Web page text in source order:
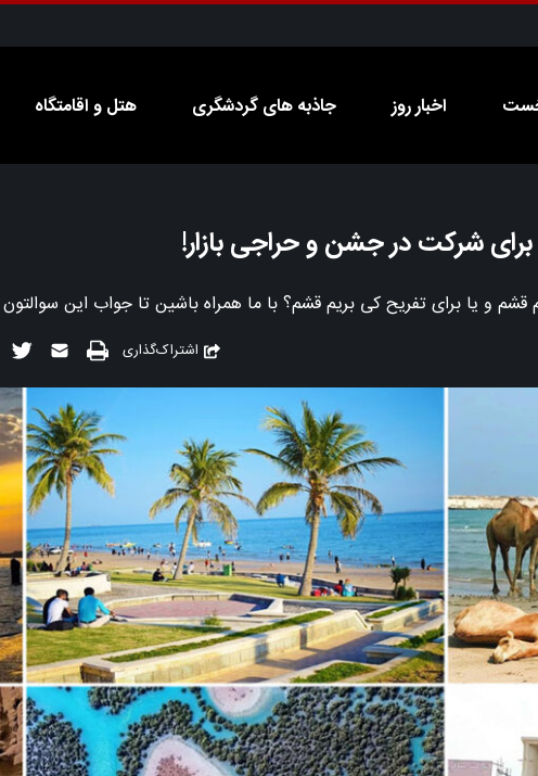
اخبار روز جاذبه های گردشگری هتل و اقامتگاه
شرکت در جشن و حراجی بازار!
و یا برای تفریح کی بریم قشم؟ با ما همراه باشین تا جواب این
اشتراک‌گذاری